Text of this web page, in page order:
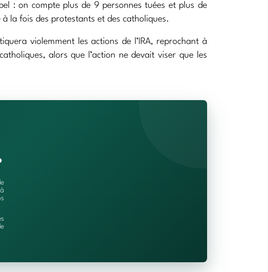
: on compte plus de 9 personnes tuées et plus de
la fois des protestants et des catholiques.
violemment les actions de l’IRA, reprochant à
alors que l’action ne devait viser que les